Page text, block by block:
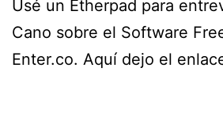
Usé un Etherpad para
Cano sobre el Software
Enter.co. Aquí dejo el